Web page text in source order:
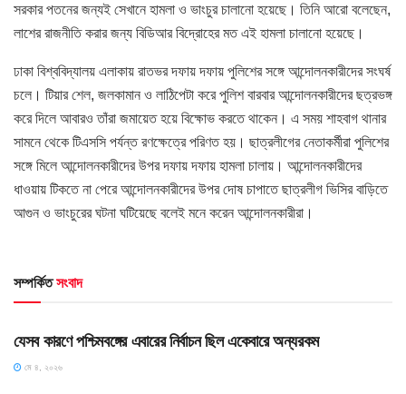
সরকার পতনের জন্যই সেখানে হামলা ও ভাংচুর চালানো হয়েছে। তিনি আরো বলেছেন,
লাশের রাজনীতি করার জন্য বিডিআর বিদ্রোহের মত এই হামলা চালানো হয়েছে।
ঢাকা বিশ্ববিদ্যালয় এলাকায় রাতভর দফায় দফায় পুলিশের সঙ্গে আন্দোলনকারীদের সংঘর্ষ
চলে। টিয়ার শেল, জলকামান ও লাঠিপেটা করে পুলিশ বারবার আন্দোলনকারীদের ছত্রভঙ্গ
করে দিলে আবারও তাঁরা জমায়েত হয়ে বিক্ষোভ করতে থাকেন। এ সময় শাহবাগ থানার
সামনে থেকে টিএসসি পর্যন্ত রণক্ষেত্রে পরিণত হয়। ছাত্রলীগের নেতাকর্মীরা পুলিশের
সঙ্গে মিলে আন্দোলনকারীদের উপর দফায় দফায় হামলা চালায়। আন্দোলনকারীদের
ধাওয়ায় টিকতে না পেরে আন্দোলনকারীদের উপর দোষ চাপাতে ছাত্রলীগ ভিসির বাড়িতে
আগুন ও ভাংচুরের ঘটনা ঘটিয়েছে বলেই মনে করেন আন্দোলনকারীরা।
সম্পর্কিতসংবাদ
HOME POST
যেসব কারণে পশ্চিমবঙ্গের এবারের নির্বাচন ছিল একেবারে অন্যরকম
মে ৪, ২০২৬